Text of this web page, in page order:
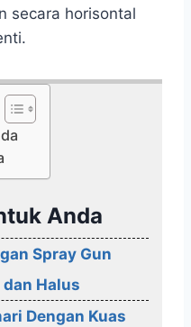
secara horisontal
Anda
Spray Gun
Halus
Dengan Kuas